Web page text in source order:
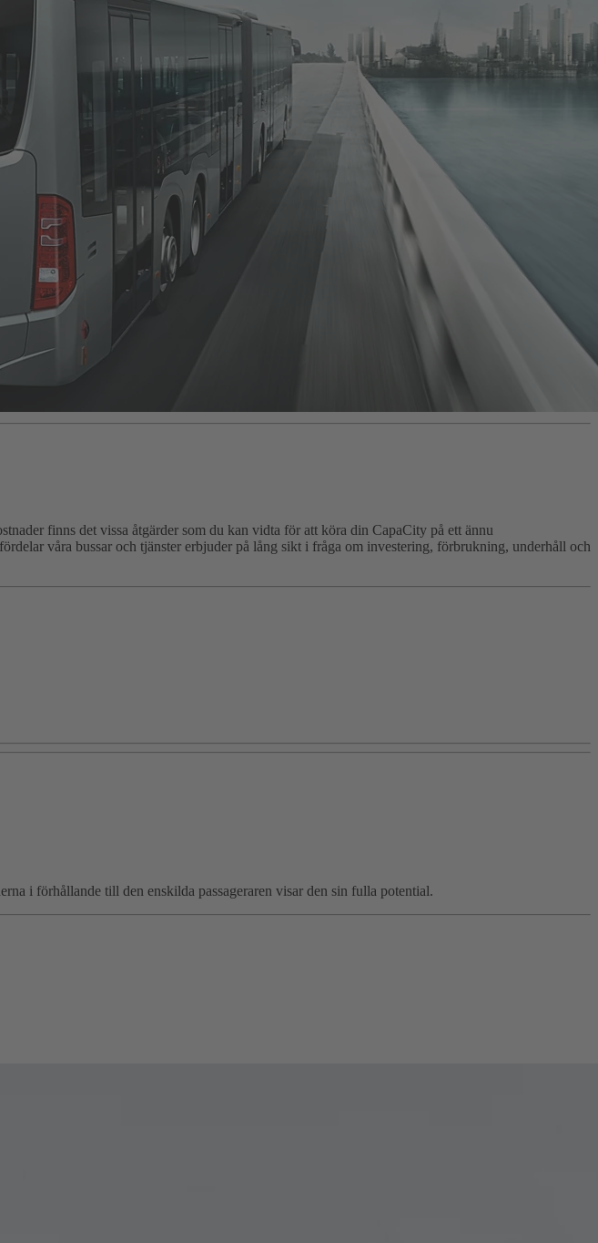
finns det vissa åtgärder som du kan vidta för att köra din CapaCity på ett ännu
våra bussar och tjänster erbjuder på lång sikt i fråga om investering, förbrukning, underhåll och
i förhållande till den enskilda passageraren visar den sin fulla potential.